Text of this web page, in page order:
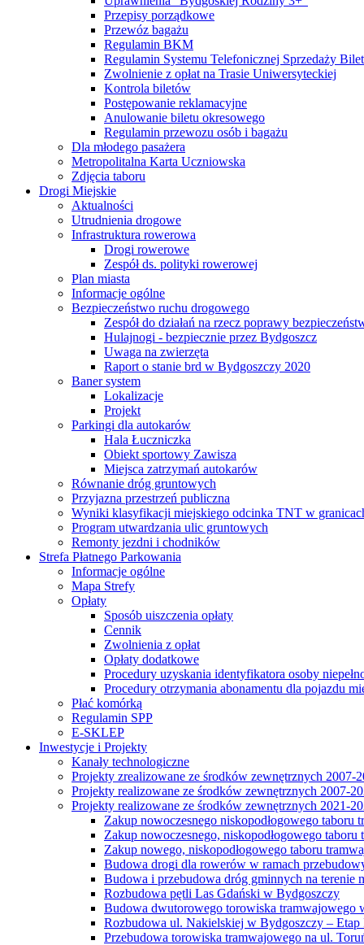
Przepisy porządkowe
Przewóz bagażu
Regulamin BKM
Regulamin Systemu Telefonicznej Sprzedaży
Zwolnienie z opłat na Trasie Uniwersyteckiej
Kontrola biletów
Postępowanie reklamacyjne
Anulowanie biletu okresowego
Regulamin przewozu osób i bagażu
Dla młodego pasażera
Metropolitalna Karta Uczniowska
Zdjęcia taboru
Drogi Miejskie
Aktualności
Utrudnienia drogowe
Infrastruktura rowerowa
Drogi rowerowe
Zespół ds. polityki rowerowej
Plan miasta
Informacje ogólne
Bezpieczeństwo ruchu drogowego
Zespół do działań na rzecz poprawy
Hulajnogi - bezpiecznie przez Bydgoszcz
Uwaga na zwierzęta
Raport o stanie brd w Bydgoszczy 2020
Baner system
Lokalizacje
Projekt
Parkingi dla autokarów
Hala Łuczniczka
Obiekt sportowy Zawisza
Miejsca zatrzymań autokarów
Równanie dróg gruntowych
Przyjazna przestrzeń publiczna
Wyniki klasyfikacji miejskiego odcinka TNT w
Program utwardzania ulic gruntowych
Remonty jezdni i chodników
Strefa Płatnego Parkowania
Informacje ogólne
Mapa Strefy
Opłaty
Sposób uiszczenia opłaty
Cennik
Zwolnienia z opłat
Opłaty dodatkowe
Procedury uzyskania identyfikatora osoby
Procedury otrzymania abonamentu dla pojazdu
Płać komórką
Regulamin SPP
E-SKLEP
Inwestycje i Projekty
Kanały technologiczne
Projekty zrealizowane ze środków zewnętrznych 2007-
Projekty realizowane ze środków zewnętrznych 2007-
Projekty realizowane ze środków zewnętrznych 2021-
Zakup nowoczesnego niskopodłogowego
Zakup nowoczesnego, niskopodłogowego
Zakup nowego, niskopodłogowego taboru
Budowa drogi dla rowerów w ramach
Budowa i przebudowa dróg gminnych na terenie
Rozbudowa pętli Las Gdański w Bydgoszczy
Budowa dwutorowego torowiska tramwajowego
Rozbudowa ul. Nakielskiej w Bydgoszczy – Etap
Przebudowa torowiska tramwajowego na ul.